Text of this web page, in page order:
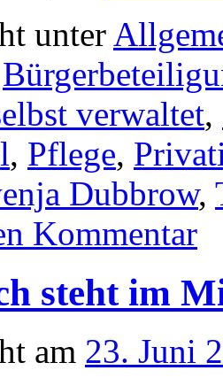
unter
verwaltet,
, Pflege,
Dubbrow,
Kommentar
steht im
am 23. Juni